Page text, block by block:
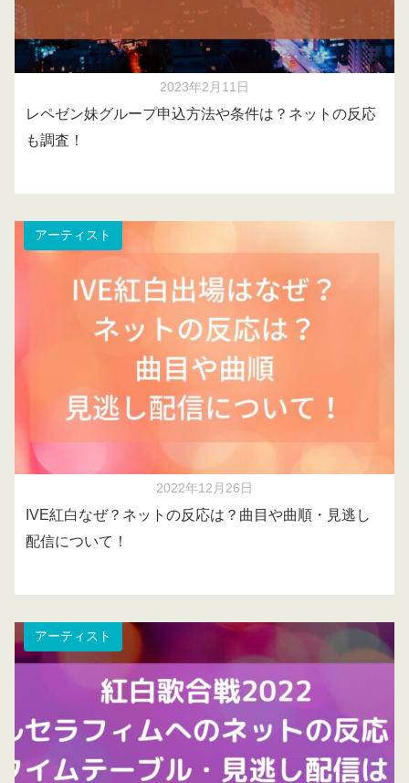
2023年2月11日
レペゼン妹グループ申込方法や条件は？ネットの反応
も調査！
アーティスト
2022年12月26日
IVE紅白なぜ？ネットの反応は？曲目や曲順・見逃し
配信について！
アーティスト